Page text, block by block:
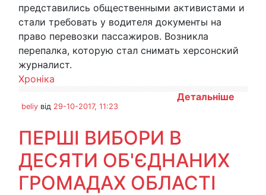
представились общественными активистами и
стали требовать у водителя документы на
право перевозки пассажиров. Возникла
перепалка, которую стал снимать херсонский
журналист.
Хроніка
Детальніше
beliy від 29-10-2017, 11:23
ПЕРШІ ВИБОРИ В
ДЕСЯТИ ОБ'ЄДНАНИХ
ГРОМАДАХ ОБЛАСТІ